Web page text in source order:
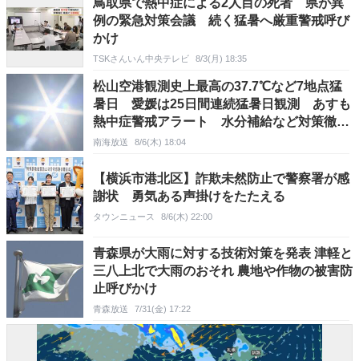
例の緊急対策会議 続く猛暑へ厳重警戒呼び
かけ
TSKさんいん中央テレビ 8/3(月) 18:35
松山空港観測史上最高の37.7℃など7地点猛
暑日 愛媛は25日間連続猛暑日観測 あすも
熱中症警戒アラート 水分補給など対策徹底
を
南海放送 8/6(木) 18:04
【横浜市港北区】詐欺未然防止で警察署が感
謝状 勇気ある声掛けをたたえる
タウンニュース 8/6(木) 22:00
青森県が大雨に対する技術対策を発表 津軽と
三八上北で大雨のおそれ 農地や作物の被害防
止呼びかけ
青森放送 7/31(金) 17:22